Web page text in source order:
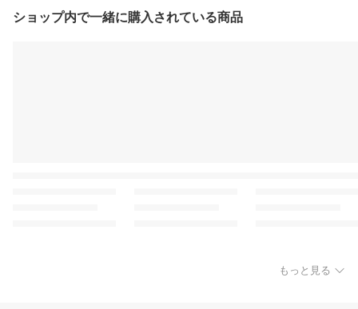
ショップ内で一緒に購入されている商品
もっと見る